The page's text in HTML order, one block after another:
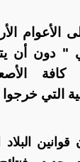
" دون أن
التي
البلاد